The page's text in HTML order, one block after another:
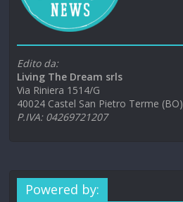
Edito da:
Living The Dream srls
Via Riniera 1514/G
40024 Castel San Pietro Terme (BO)
P.IVA: 04269721207
Powered by: